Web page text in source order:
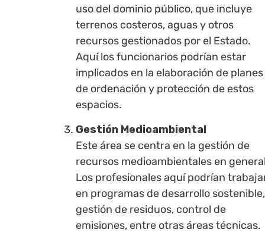
uso del dominio público, que incluye
terrenos costeros, aguas y otros
recursos gestionados por el Estado.
Aquí los funcionarios podrían estar
implicados en la elaboración de planes
de ordenación y protección de estos
espacios.
Gestión Medioambiental
Este área se centra en la gestión de
recursos medioambientales en
Los profesionales aquí podrían
en programas de desarrollo sostenible,
gestión de residuos, control de
emisiones, entre otras áreas técnicas.